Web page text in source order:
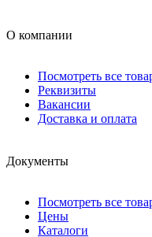
О компании
Посмотреть все
Реквизиты
Вакансии
Доставка и оплата
Документы
Посмотреть все
Цены
Каталоги